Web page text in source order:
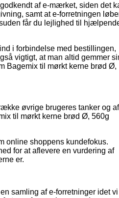
af e-mærket, siden det
samt at e-forretningen
får du lejlighed til
i forbindelse med bestillingen,
vigtigt, at man altid gemmer
Bagemix til mørkt kerne brød Ø,
øvrige brugeres tanker og af
til mørkt kerne brød Ø, 560g
online shoppens kundefokus.
for at aflevere en vurdering af
er.
samling af e-forretninger idet vi